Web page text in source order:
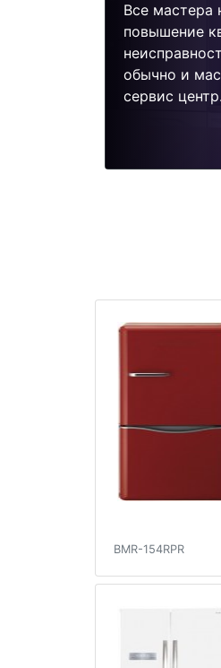
Все мастера
повышение
обычно и
сервис центр.
BMR-154RPR